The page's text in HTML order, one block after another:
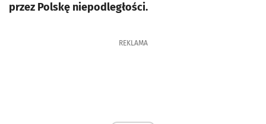
przez Polskę niepodległości.
REKLAMA